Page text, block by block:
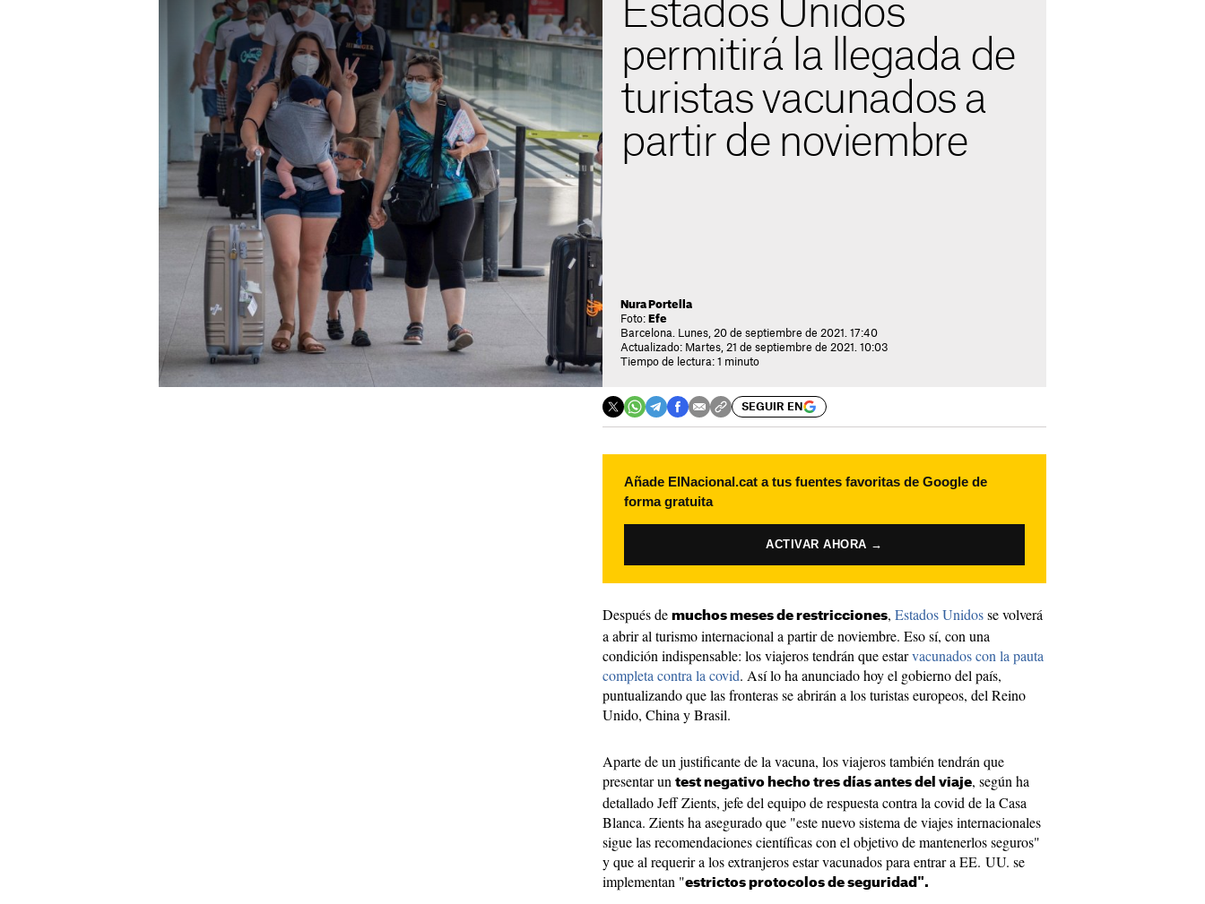
Estados Unidos
permitirá la llegada de
turistas vacunados a
partir de noviembre
Nura Portella
Foto: Efe
Barcelona. Lunes, 20 de septiembre de 2021. 17:40
Actualizado: Martes, 21 de septiembre de 2021. 10:03
Tiempo de lectura: 1 minuto
SEGUIR EN
Añade ElNacional.cat a tus fuentes favoritas de Google de
forma gratuita
ACTIVAR AHORA →
Después de muchos meses de restricciones, Estados Unidosse volverá
a abrir al turismo internacional a partir de noviembre. Eso sí, con una
condición indispensable: los viajeros tendrán que estarvacunados con la pauta
completa contra la covid. Así lo ha anunciado hoy el gobierno del país,
puntualizando que las fronteras se abrirán a los turistas europeos, del Reino
Unido, China y Brasil.
Aparte de un justificante de la vacuna, los viajeros también tendrán que
presentar un test negativo hecho tres días antes del viaje, según ha
detallado Jeff Zients, jefe del equipo de respuesta contra la covid de la Casa
Blanca. Zients ha asegurado que "este nuevo sistema de viajes internacionales
sigue las recomendaciones científicas con el objetivo de mantenerlos seguros"
y que al requerir a los extranjeros estar vacunados para entrar a EE. UU. se
implementan "estrictos protocolos de seguridad".